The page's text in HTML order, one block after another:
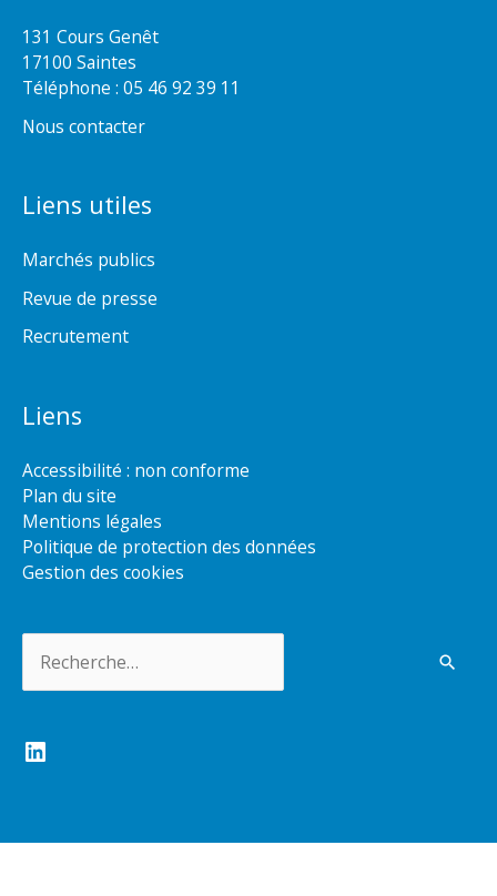
131 Cours Genêt
17100 Saintes
Téléphone : 05 46 92 39 11
Nous contacter
Liens utiles
Marchés publics
Revue de presse
Recrutement
Liens
Accessibilité : non conforme
Plan du site
Mentions légales
Politique de protection des données
Gestion des cookies
LinkedIn